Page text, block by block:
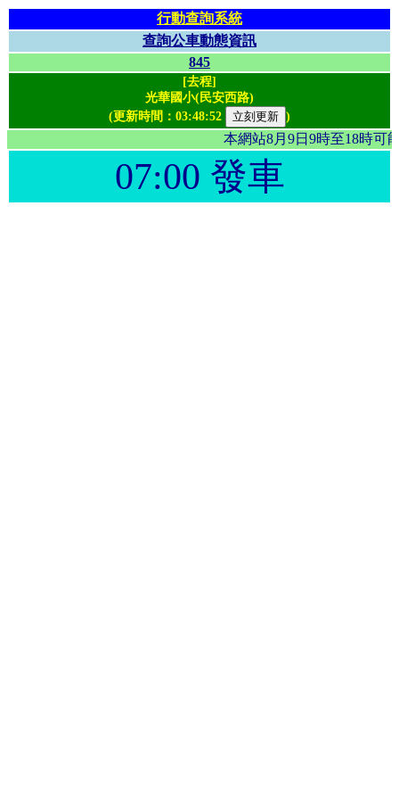
行動查詢系統
查詢公車動態資訊
845
[去程]
光華國小(民安西路)
(更新時間： 03:48:52 )
本網站8月9日9時至18
07:00 發車